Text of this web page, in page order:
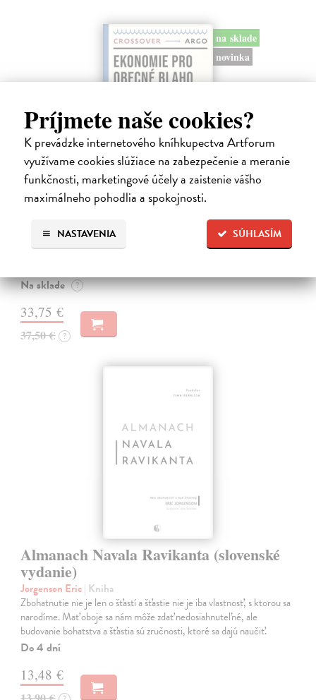
Príjmete naše cookies?
K prevádzke internetového kníhkupectva Artforum
využívame cookies slúžiace na zabezpečenie a meranie
funkčnosti, marketingové účely a zaistenie vášho
maximálneho pohodlia a spokojnosti.
SÚHLASÍM
NASTAVENIA
na sklade
novinka
Ekonomie pro obecné blaho
Ekonomie může pomoci realizovat společné dobro, pokud
ekonomové opustí své obvyklé role: psaní odborných článků do
vědeckých časopisů, které čtou jen jejich kolegové, nebo vypouštění
Na sklade ?
33,75 €
37,50 € ?
Almanach Navala Ravikanta (slovenské
vydanie)
Jorgenson Eric| Kniha
Zbohatnutie nie je len o šťastí a šťastie nie je iba vlastnosť, s ktorou sa
narodíme. Mať oboje sa nám môže zdať nedosiahnuteľné, ale
budovanie bohatstva a šťastia sú zručnosti, ktoré sa dajú naučiť.
Do 4 dní
13,48 €